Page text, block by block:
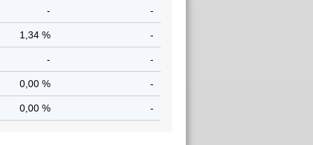
- -
1,34 % -
- -
0,00 % -
0,00 % -